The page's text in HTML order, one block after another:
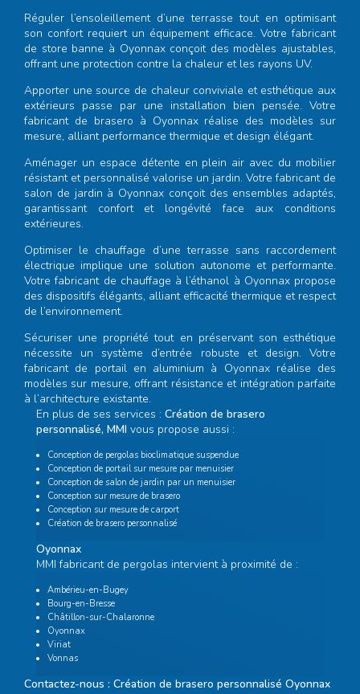
Réguler l’ensoleillement d’une terrasse tout en optimisant
son confort requiert un équipement efficace. Votrefabricant
de store banne à Oyonnaxconçoit des modèles ajustables,
offrant une protection contre la chaleur et les rayons UV.
Apporter une source de chaleur conviviale et esthétique aux
extérieurs passe par une installation bien pensée. Votre
fabricant de brasero à Oyonnaxréalise des modèles sur
mesure, alliant performance thermique et design élégant.
Aménager un espace détente en plein air avec du mobilier
résistant et personnalisé valorise un jardin. Votrefabricant de
salon de jardin à Oyonnax conçoit des ensembles adaptés,
garantissant confort et longévité face aux conditions
extérieures.
Optimiser le chauffage d’une terrasse sans raccordement
électrique implique une solution autonome et performante.
Votrefabricant de chauffage à l’éthanol à Oyonnaxpropose
des dispositifs élégants, alliant efficacité thermique et respect
de l’environnement.
Sécuriser une propriété tout en préservant son esthétique
nécessite un système d’entrée robuste et design. Votre
fabricant de portail en aluminium à Oyonnaxréalise des
modèles sur mesure, offrant résistance et intégration parfaite
à l’architecture existante.
En plus de ses services : Création de brasero
personnalisé, MMI vous propose aussi :
Conception de pergolas bioclimatique suspendue
Conception de portail sur mesure par menuisier
Conception de salon de jardin par un menuisier
Conception sur mesure de brasero
Conception sur mesure de carport
Création de brasero personnalisé
Oyonnax
MMI fabricant de pergolas intervient à proximité de :
Ambérieu-en-Bugey
Bourg-en-Bresse
Châtillon-sur-Chalaronne
Oyonnax
Viriat
Vonnas
Contactez-nous : Création de brasero personnalisé Oyonnax